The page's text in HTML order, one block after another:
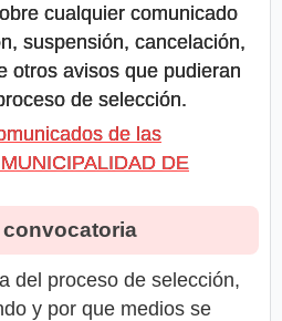
cualquier comunicado
suspensión, cancelación,
otros avisos que pudieran
de selección.
de las
DE
del proceso de selección,
y por que medios se